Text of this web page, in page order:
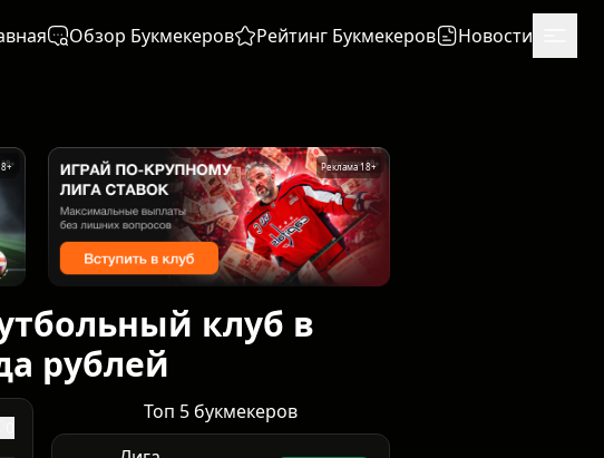
Обзор Букмекеров Рейтинг Букмекеров Новости
Реклама 18+
клуб в
рублей
Топ 5 букмекеров